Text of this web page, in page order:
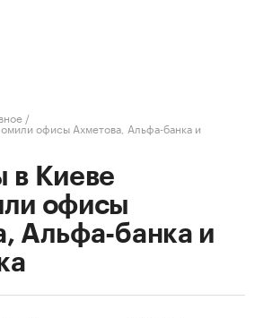
/
офисы Ахметова, Альфа-банка и
в Киеве
офисы
Альфа-банка и